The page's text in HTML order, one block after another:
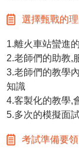
選擇甄戰的
1.離火車站蠻進
2.老師們的助教,
3.老師們的教學
知識
4.客製化的教學,
5.多次的模擬面
考試準備要領